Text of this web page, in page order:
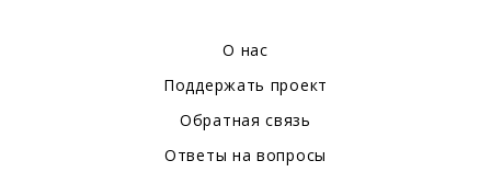
О нас
Поддержать проект
Обратная связь
Ответы на вопросы